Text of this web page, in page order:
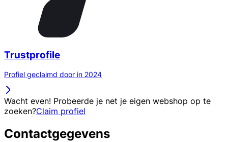
Trustprofile
Profiel geclaimd door in 2024
Wacht even! Probeerde je net je eigen webshop op te
zoeken?Claim profiel
Contactgegevens